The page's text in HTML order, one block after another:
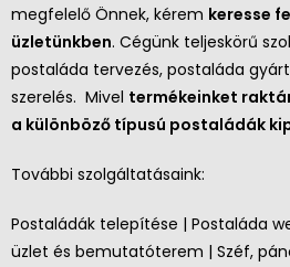
megfelelő Önnek, kérem keresse
üzletünkben. Cégünk teljeskörű
postaláda tervezés, postaláda
szerelés. Mivel termékeinket
a különböző típusú postaládák
További szolgáltatásaink:
Postaládák telepítése | Postaláda
üzlet és bemutatóterem | Széf,